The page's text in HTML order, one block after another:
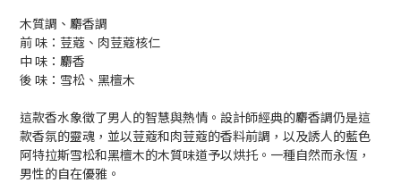
木質調、麝香調
前 味：荳蔻、肉荳蔻核仁
中 味：麝香
後 味：雪松、黑檀木
這款香水象徵了男人的智慧與熱情。設計師經典的麝香調仍是這
款香氛的靈魂，並以荳蔻和肉荳蔻的香料前調，以及誘人的藍色
阿特拉斯雪松和黑檀木的木質味道予以烘托。一種自然而永恆，
男性的自在優雅。